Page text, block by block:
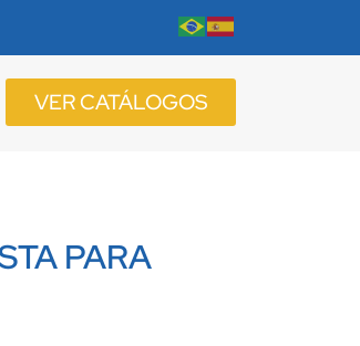
VER CATÁLOGOS
PARA